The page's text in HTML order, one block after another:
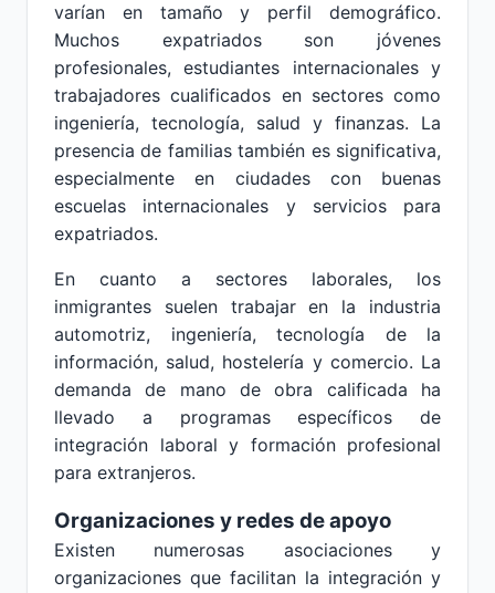
varían en tamaño y perfil demográfico.
Muchos expatriados son jóvenes
profesionales, estudiantes internacionales y
trabajadores cualificados en sectores como
ingeniería, tecnología, salud y finanzas. La
presencia de familias también es significativa,
especialmente en ciudades con buenas
escuelas internacionales y servicios para
expatriados.
En cuanto a sectores laborales, los
inmigrantes suelen trabajar en la industria
automotriz, ingeniería, tecnología de la
información, salud, hostelería y comercio. La
demanda de mano de obra calificada ha
llevado a programas específicos de
integración laboral y formación profesional
para extranjeros.
Organizaciones y redes de apoyo
Existen numerosas asociaciones y
organizaciones que facilitan la integración y